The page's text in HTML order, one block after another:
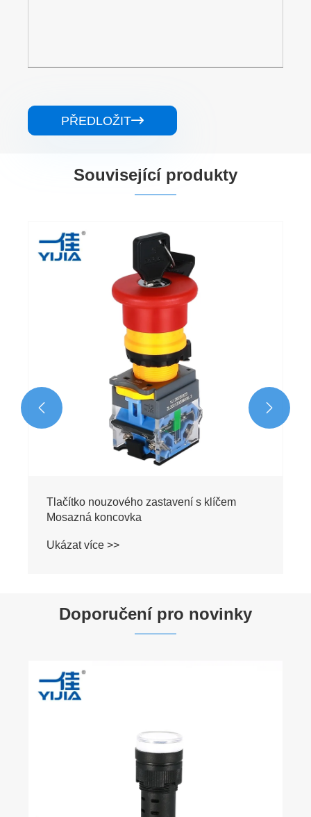
PŘEDLOŽIT
Související produkty
Plastové tlačítko nouzového zastavení s
Ukázat více >>
 
Doporučení pro novinky